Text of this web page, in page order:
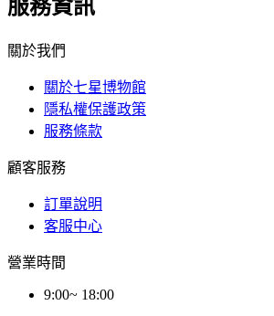
服務資訊
關於我們
關於七星博物館
隱私權保護政策
服務條款
顧客服務
訂單說明
客服中心
營業時間
9:00~ 18:00